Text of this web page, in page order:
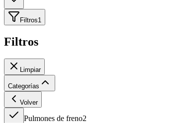
Filtros1
Filtros
Limpiar
Categorías
Volver
Pulmones de freno2